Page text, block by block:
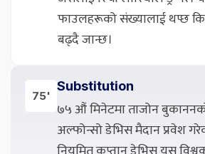
फाउलहरूको संख्यालाई थप्छ
बढ्दै जान्छ।
75'
Substitution
७५ औं मिनेटमा ताजोन
अल्फोन्सो डेभिस मैदान प्रवेश